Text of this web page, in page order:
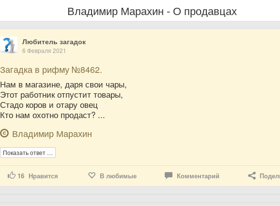
Владимир Марахин - О продавцах
Любитель загадок
6 Февраля 2021
Загадка в рифму №8462.
Нам в магазине, даря свои чары,
Этот работник отпустит товары,
Стадо коров и отару овец
Кто нам охотно продаст? ...
Владимир Марахин
Показать ответ …
16 Нравится В любимые Комментарий